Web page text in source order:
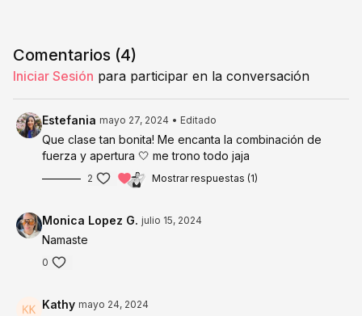
Comentarios (4)
Iniciar Sesión para participar en la conversación
Estefania mayo 27, 2024 • Editado
Que clase tan bonita! Me encanta la combinación de
fuerza y apertura 🤍 me trono todo jaja
2 Mostrar respuestas (1)
Monica Lopez G. julio 15, 2024
Namaste
0
Kathy mayo 24, 2024